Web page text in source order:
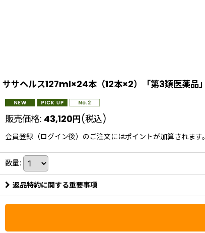
ササヘルス127ml×24本（12本×2）「第3類医薬品」
販売価格: 43,120円(税込)
会員登録（ログイン後）のご注文にはポイントが加算されます。
数量:
返品特約に関する重要事項